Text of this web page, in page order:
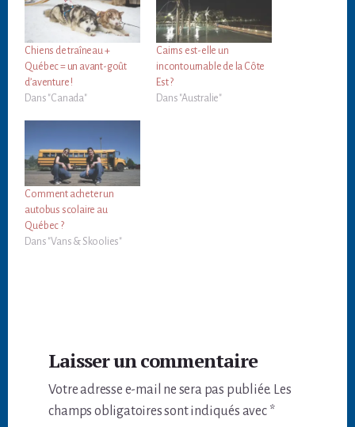
Chiens de traîneau +
Québec = un avant-goût
d’aventure !
Dans "Canada"
Cairns est-elle un
incontournable de la Côte
Est ?
Dans "Australie"
Comment acheter un
autobus scolaire au
Québec ?
Dans "Vans & Skoolies"
du
lecteur
Laisser un commentaire
Votre adresse e-mail ne sera pas publiée. Les
champs obligatoires sont indiqués avec *